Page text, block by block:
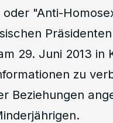
"Anti-
29. Juni 2013 in
zu
Beziehungen